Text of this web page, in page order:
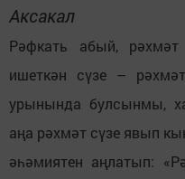
Аксакал
Рәфкать абый,
ишеткән сүзе –
урынында булсынмы,
аңа рәхмәт сүзе явып
әһәмиятен аңлатып: